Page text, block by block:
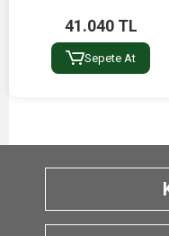
41.040 TL
Sepete At